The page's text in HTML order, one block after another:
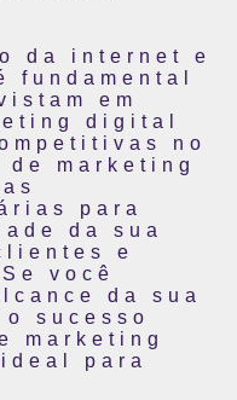
da internet e
fundamental
em
digital
no
de marketing
para
da sua
e
você
da sua
sucesso
marketing
para